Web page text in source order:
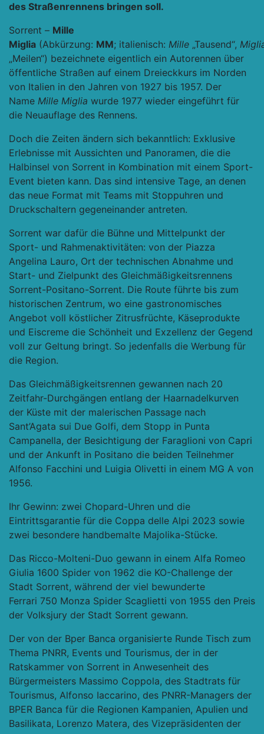
des Straßenrennens bringen soll.
Sorrent – Mille
Miglia (Abkürzung: MM; italienisch: Mille „Tausend“,
„Meilen“) bezeichnete eigentlich ein Autorennen über
öffentliche Straßen auf einem Dreieckkurs im Norden
von Italien in den Jahren von 1927 bis 1957. Der
Name Mille Miglia wurde 1977 wieder eingeführt für
die Neuauflage des Rennens.
Doch die Zeiten ändern sich bekanntlich: Exklusive
Erlebnisse mit Aussichten und Panoramen, die die
Halbinsel von Sorrent in Kombination mit einem Sport-
Event bieten kann. Das sind intensive Tage, an denen
das neue Format mit Teams mit Stoppuhren und
Druckschaltern gegeneinander antreten.
Sorrent war dafür die Bühne und Mittelpunkt der
Sport- und Rahmenaktivitäten: von der Piazza
Angelina Lauro, Ort der technischen Abnahme und
Start- und Zielpunkt des Gleichmäßigkeitsrennens
Sorrent-Positano-Sorrent. Die Route führte bis zum
historischen Zentrum, wo eine gastronomisches
Angebot voll köstlicher Zitrusfrüchte, Käseprodukte
und Eiscreme die Schönheit und Exzellenz der Gegend
voll zur Geltung bringt. So jedenfalls die Werbung für
die Region.
Das Gleichmäßigkeitsrennen gewannen nach 20
Zeitfahr-Durchgängen entlang der Haarnadelkurven
der Küste mit der malerischen Passage nach
Sant’Agata sui Due Golfi, dem Stopp in Punta
Campanella, der Besichtigung der Faraglioni von Capri
und der Ankunft in Positano die beiden Teilnehmer
Alfonso Facchini und Luigia Olivetti in einem MG A von
1956.
Ihr Gewinn: zwei Chopard-Uhren und die
Eintrittsgarantie für die Coppa delle Alpi 2023 sowie
zwei besondere handbemalte Majolika-Stücke.
Das Ricco-Molteni-Duo gewann in einem Alfa Romeo
Giulia 1600 Spider von 1962 die KO-Challenge der
Stadt Sorrent, während der viel bewunderte
Ferrari 750 Monza Spider Scaglietti von 1955 den Preis
der Volksjury der Stadt Sorrent gewann.
Der von der Bper Banca organisierte Runde Tisch zum
Thema PNRR, Events und Tourismus, der in der
Ratskammer von Sorrent in Anwesenheit des
Bürgermeisters Massimo Coppola, des Stadtrats für
Tourismus, Alfonso Iaccarino, des PNRR-Managers der
BPER Banca für die Regionen Kampanien, Apulien und
Basilikata, Lorenzo Matera, des Vizepräsidenten der